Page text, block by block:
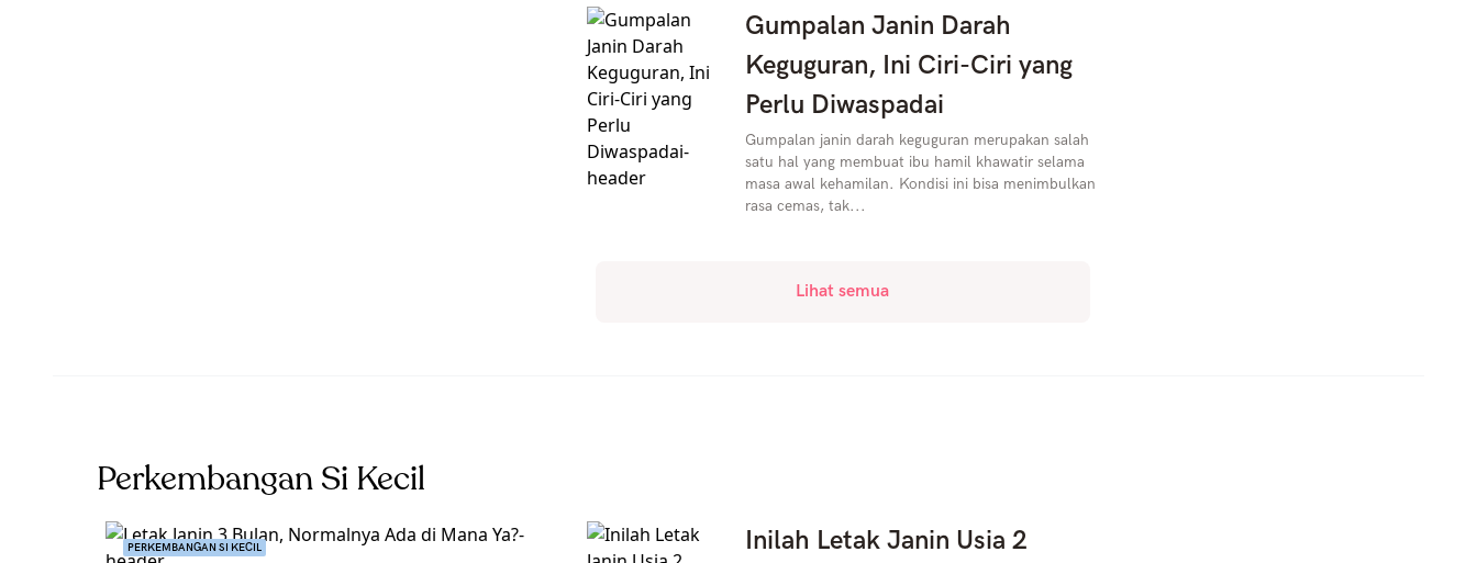
Gumpalan Janin Darah
Keguguran, Ini Ciri-Ciri yang
Perlu Diwaspadai
Gumpalan janin darah keguguran merupakan salah
satu hal yang membuat ibu hamil khawatir selama
masa awal kehamilan. Kondisi ini bisa menimbulkan
rasa cemas, tak...
Lihat semua
Perkembangan Si Kecil
PERKEMBANGAN SI KECIL
Inilah Letak Janin Usia 2